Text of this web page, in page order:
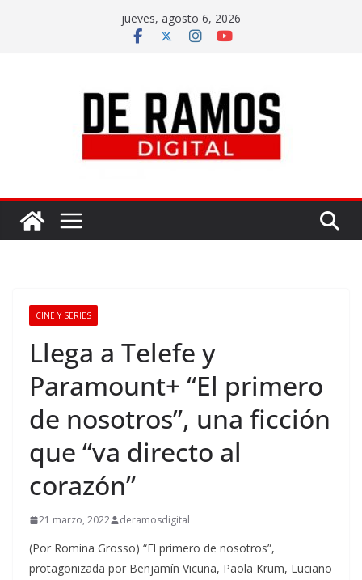
jueves, agosto 6, 2026
CINE Y SERIES
Llega a Telefe y
Paramount+ “El primero
de nosotros”, una ficción
que “va directo al
corazón”
21 marzo, 2022 deramosdigital
(Por Romina Grosso) “El primero de nosotros”,
protagonizada por Benjamín Vicuña, Paola Krum, Luciano